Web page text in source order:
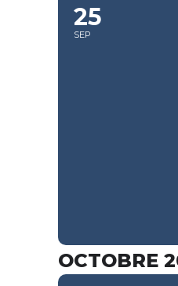
25
SEP
OCTOBRE